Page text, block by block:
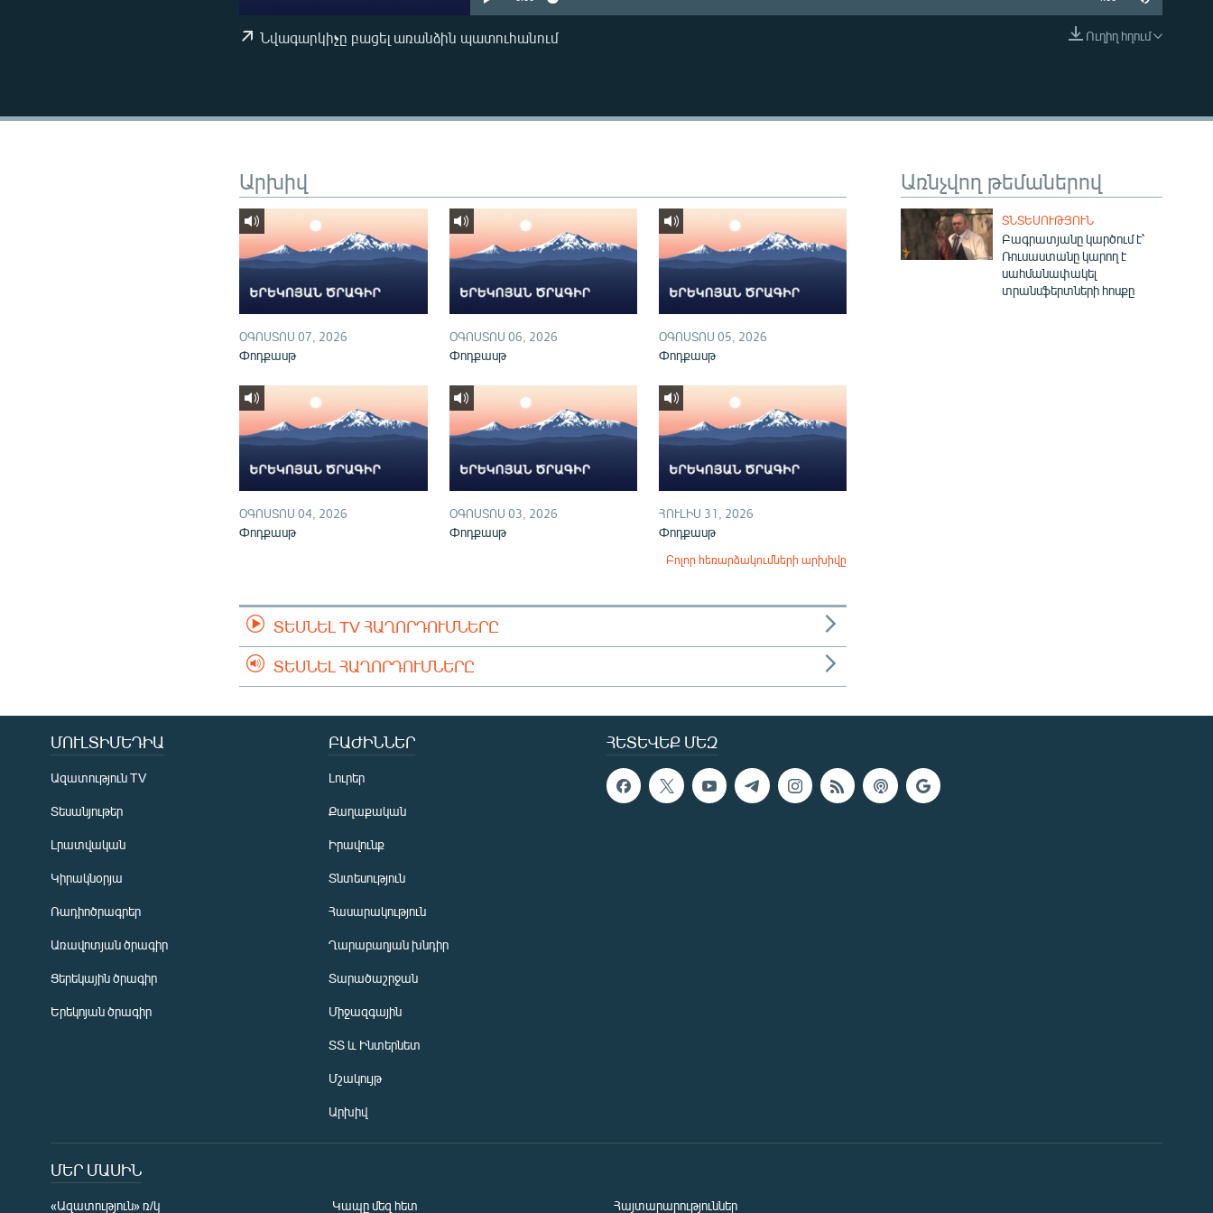
EMBED
Ուղիղ հղում
Նվագարկիչը բացել առանձին պատուհանում
Առնչվող թեմաներով
ՏՆՏԵՍՈՒԹՅՈՒՆ
Բագրատյանը կարծում է՝
Ռուսաստանը կարող է
սահմանափակել
տրանսֆերտների հոսքը
Արխիվ
ՕԳՈՍՏՈՍ 07, 2026
Փոդքասթ
ՕԳՈՍՏՈՍ 06, 2026
Փոդքասթ
ՕԳՈՍՏՈՍ 05, 2026
Փոդքասթ
ՕԳՈՍՏՈՍ 04, 2026
Փոդքասթ
ՕԳՈՍՏՈՍ 03, 2026
Փոդքասթ
ՀՈՒԼԻՍ 31, 2026
Փոդքասթ
Բոլոր հեռարձակումների արխիվը
ՏԵՍՆԵԼ TV ՀԱՂՈՐԴՈՒՄՆԵՐԸ
ՏԵՍՆԵԼ ՀԱՂՈՐԴՈՒՄՆԵՐԸ
ՀԵՏԵՎԵՔ ՄԵԶ
ՄՈՒԼՏԻՄԵԴԻԱ
Ազատություն TV
Տեսանյութեր
Լրատվական
Կիրակնօրյա
Ռադիոծրագրեր
Առավոտյան ծրագիր
Ցերեկային ծրագիր
Երեկոյան ծրագիր
ԲԱԺԻՆՆԵՐ
Լուրեր
Քաղաքական
Իրավունք
Տնտեսություն
Հասարակություն
Ղարաբաղյան խնդիր
Տարածաշրջան
Միջազգային
ՏՏ և Ինտերնետ
Մշակույթ
Արխիվ
ՄԵՐ ՄԱՍԻՆ
«Ազատություն» ռ/կ Կապը մեզ հետ Հայտարարություններ